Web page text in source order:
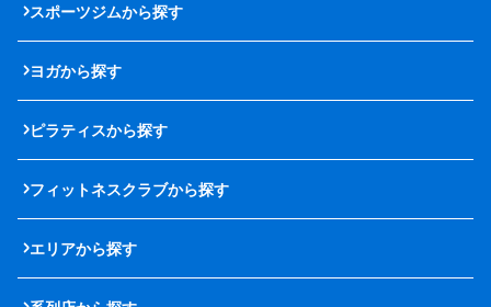
スポーツジムから探す
ヨガから探す
ピラティスから探す
フィットネスクラブから探す
エリアから探す